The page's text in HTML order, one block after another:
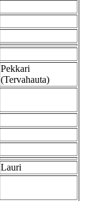
Pekkari
(Tervahauta)
Lauri